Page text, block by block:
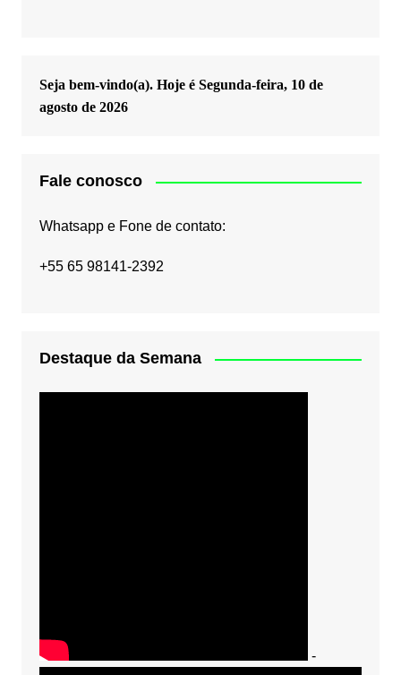
Seja bem-vindo(a). Hoje é Segunda-feira, 10 de
agosto de 2026
Fale conosco
Whatsapp e Fone de contato:
+55 65 98141-2392
Destaque da Semana
-